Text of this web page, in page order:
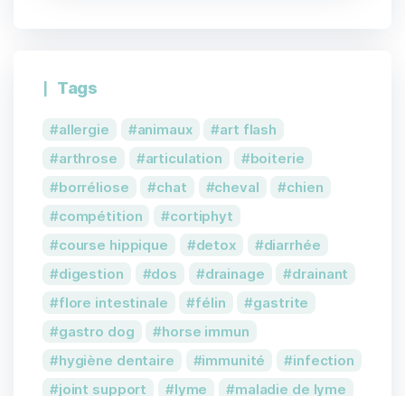
Tags
allergie animaux
art flash
arthrose
articulation
boiterie
borréliose
chat cheval
chien
compétition
cortiphyt
course hippique
detox
diarrhée
digestion
dos drainage
drainant
flore intestinale
félin
gastrite
gastro dog
horse immun
hygiène dentaire
immunité
infection
joint support
lyme
maladie de lyme